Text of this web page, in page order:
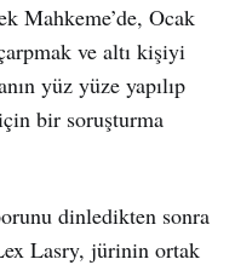
Mahkeme’de, Ocak
ve altı kişiyi
yüz yüze yapılıp
bir soruşturma
dinledikten sonra
Lasry, jürinin ortak